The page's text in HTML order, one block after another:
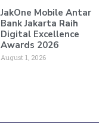
JakOne Mobile Antar
Bank Jakarta Raih
Digital Excellence
Awards 2026
August 1, 2026